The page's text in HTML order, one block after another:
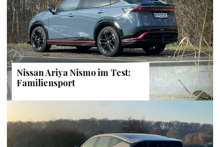
Nissan Ariya Nismo im Test:
Familiensport